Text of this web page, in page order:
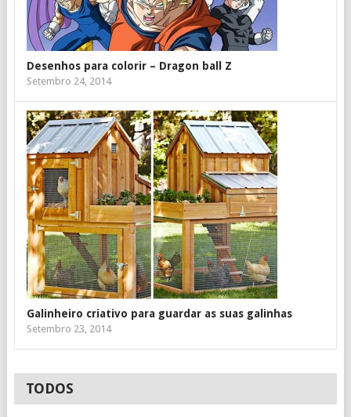
Desenhos para colorir – Dragon ball Z
Setembro 24, 2014
Galinheiro criativo para guardar as suas galinhas
Setembro 23, 2014
TODOS